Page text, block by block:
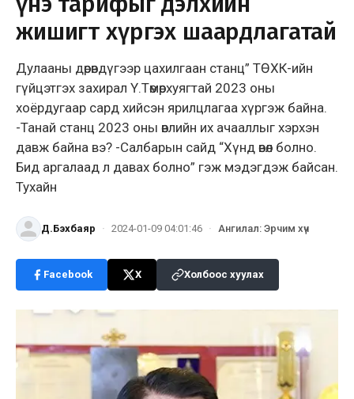
жишигт хүргэх шаардлагатай
Дулааны дөрөвдүгээр цахилгаан станц” ТӨХК-ийн
гүйцэтгэх захирал Ү.Төмөрхуягтай 2023 оны
хоёрдугаар сард хийсэн ярилцлагаа хүргэж байна.
-Танай станц 2023 оны өвлийн их ачааллыг хэрхэн
давж байна вэ? -Салбарын сайд “Хүнд өвөл болно.
Бид аргалаад л давах болно” гэж мэдэгдэж байсан.
Тухайн
Д.Бэхбаяр · 2024-01-09 04:01:46 · Ангилал: Эрчим хүч
Facebook X Холбоос хуулах